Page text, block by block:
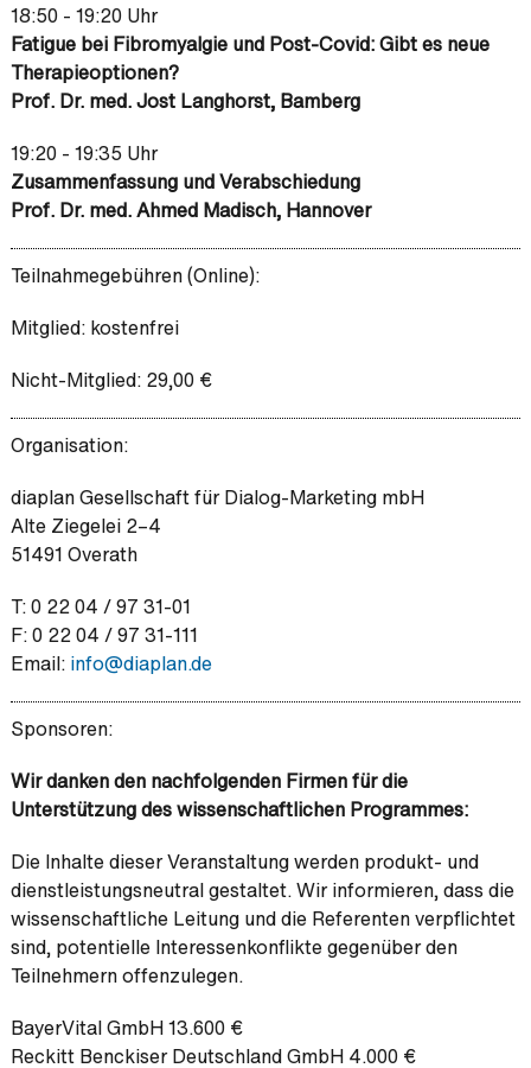
18:50 - 19:20 Uhr
Fatigue bei Fibromyalgie und Post-Covid: Gibt es neue
Therapieoptionen?
Prof. Dr. med. Jost Langhorst, Bamberg
19:20 - 19:35 Uhr
Zusammenfassung und Verabschiedung
Prof. Dr. med. Ahmed Madisch, Hannover
Teilnahmegebühren (Online):
Mitglied: kostenfrei
Nicht-Mitglied: 29,00 €
Organisation:
diaplan Gesellschaft für Dialog-Marketing mbH
Alte Ziegelei 2–4
51491 Overath
T: 0 22 04 / 97 31-01
F: 0 22 04 / 97 31-111
Email: info@diaplan.de
Sponsoren:
Wir danken den nachfolgenden Firmen für die
Unterstützung des wissenschaftlichen Programmes:
Die Inhalte dieser Veranstaltung werden produkt- und
dienstleistungsneutral gestaltet. Wir informieren, dass die
wissenschaftliche Leitung und die Referenten verpflichtet
sind, potentielle Interessenkonflikte gegenüber den
Teilnehmern offenzulegen.
BayerVital GmbH 13.600 €
Reckitt Benckiser Deutschland GmbH 4.000 €